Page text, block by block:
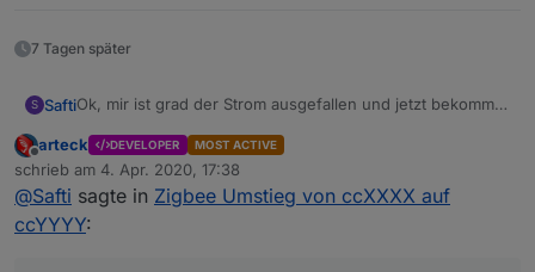
7 Tagen später
S SaftiOk, mir ist grad der Strom ausgefallen und jetzt bekomme
Error: Error Resource temporarily unavailable Cannot lock
port'
zigbee.0 2020-03-27 19:06:45.785 error (1125) Failed to
start Zigbee
Woran kann das liegen? Sonst hab ich nix geändert
ok, wenn ich meinen alten CC2531 anschließe startet der
Adapter ... wenn ich den neuen CC26 anschließe bleibt
er gelb
Offline
arteck DEVELOPER MOST ACTIVE
schrieb am 4. Apr. 2020, 17:38
zuletzt editiert von
@Safti sagte in Zigbee Umstieg von ccXXXX auf
ccYYYY: